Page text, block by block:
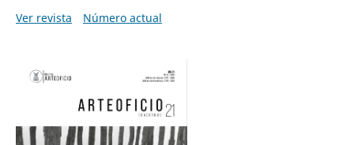
Ver revista
Número actual